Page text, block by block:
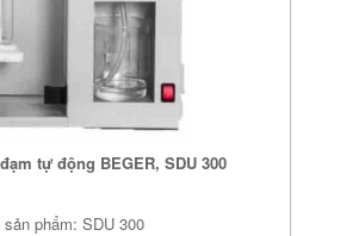
tự động BEGER, SDU 300
sản phẩm: SDU 300